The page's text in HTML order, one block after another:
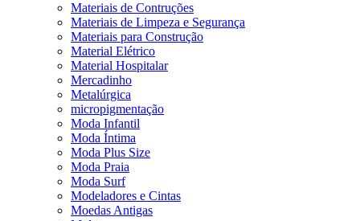
Materiais de Contruções
Materiais de Limpeza e Segurança
Materiais para Construção
Material Elétrico
Material Hospitalar
Mercadinho
Metalúrgica
micropigmentação
Moda Infantil
Moda Íntima
Moda Plus Size
Moda Praia
Moda Surf
Modeladores e Cintas
Moedas Antigas